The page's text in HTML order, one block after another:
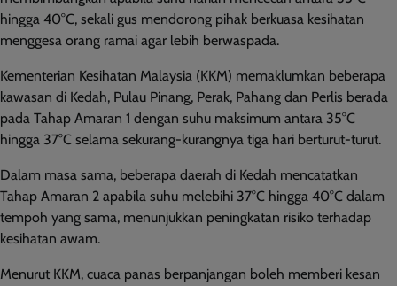
hingga 40°C, sekali gus mendorong pihak berkuasa kesihatan
menggesa orang ramai agar lebih berwaspada.
Kementerian Kesihatan Malaysia (KKM) memaklumkan beberapa
kawasan di Kedah, Pulau Pinang, Perak, Pahang dan Perlis berada
pada Tahap Amaran 1 dengan suhu maksimum antara 35°C
hingga 37°C selama sekurang-kurangnya tiga hari berturut-turut.
Dalam masa sama, beberapa daerah di Kedah mencatatkan
Tahap Amaran 2 apabila suhu melebihi 37°C hingga 40°C dalam
tempoh yang sama, menunjukkan peningkatan risiko terhadap
kesihatan awam.
Menurut KKM, cuaca panas berpanjangan boleh memberi kesan